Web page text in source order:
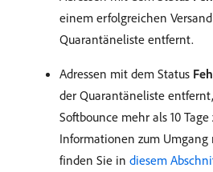
einem erfolgreichen
Quarantäneliste entfernt.
Adressen mit dem Status
der Quarantäneliste
Softbounce mehr als 10
Informationen zum Umgang
finden Sie in diesem